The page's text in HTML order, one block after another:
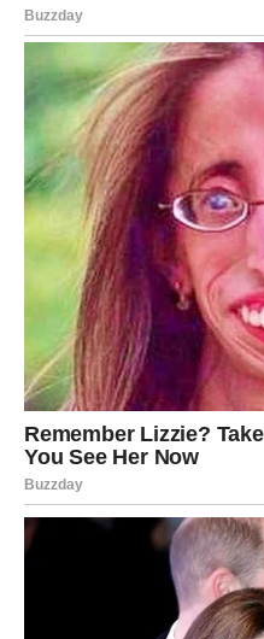
Lavovima dolazi veliki
kojeg će mnogi ostvariti
Sve ono što ste gradili
rezultate.
Zvijezde vam
bogatstva i
Na ljubavnom planu slijedi
DJEVICA
Pred vama je period tokom
želite od života.
Mnoge Djevice donijet će
svakodnevicu i budućnost.